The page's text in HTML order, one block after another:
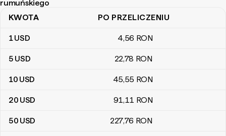
rumuńskiego
Tabela przeliczeń dolara amerykańskiego na leja rumuńskiego
KWOTA PO PRZELICZENIU
1USD 4,56 RON
5 USD 22,78 RON
10 USD 45,55 RON
20 USD 91,11 RON
50 USD 227,76 RON